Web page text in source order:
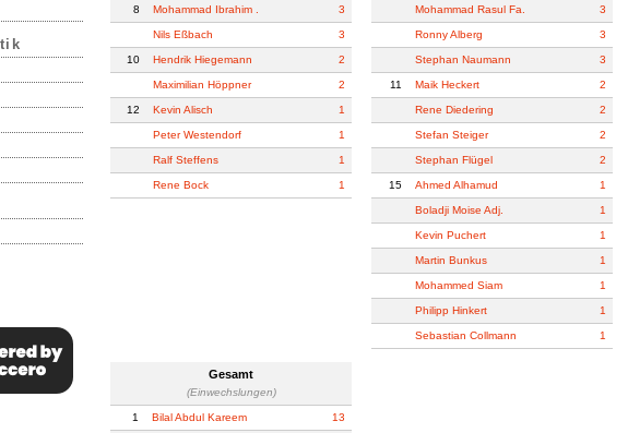
8 Mohammad Ibrahim . 3
Nils Eßbach 3
10 Hendrik Hiegemann 2
Maximilian Höppner 2
12 Kevin Alisch 1
Peter Westendorf 1
Ralf Steffens 1
Rene Bock 1
Mohammad Rasul Fa. 3
Ronny Alberg 3
Stephan Naumann 3
11 Maik Heckert 2
Rene Diedering 2
Stefan Steiger 2
Stephan Flügel 2
15 Ahmed Alhamud 1
Boladji Moise Adj. 1
Kevin Puchert 1
Martin Bunkus 1
Mohammed Siam 1
Philipp Hinkert 1
Sebastian Collmann 1
Gesamt
(Einwechslungen)
1 Bilal Abdul Kareem 13